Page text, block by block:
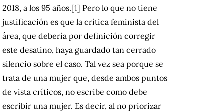
2018, a los 95 años.[1] Pero lo que no tiene
justificación es que la crítica feminista del
área, que debería por definición corregir
este desatino, haya guardado tan cerrado
silencio sobre el caso. Tal vez sea porque se
trata de una mujer que, desde ambos puntos
de vista críticos, no escribe como debe
escribir una mujer. Es decir, al no priorizar